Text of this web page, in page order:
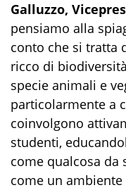
Galluzzo,
pensiamo alla
conto che si tratta
ricco di
specie animali e
particolarmente a
coinvolgono
studenti,
come qualcosa da
come un